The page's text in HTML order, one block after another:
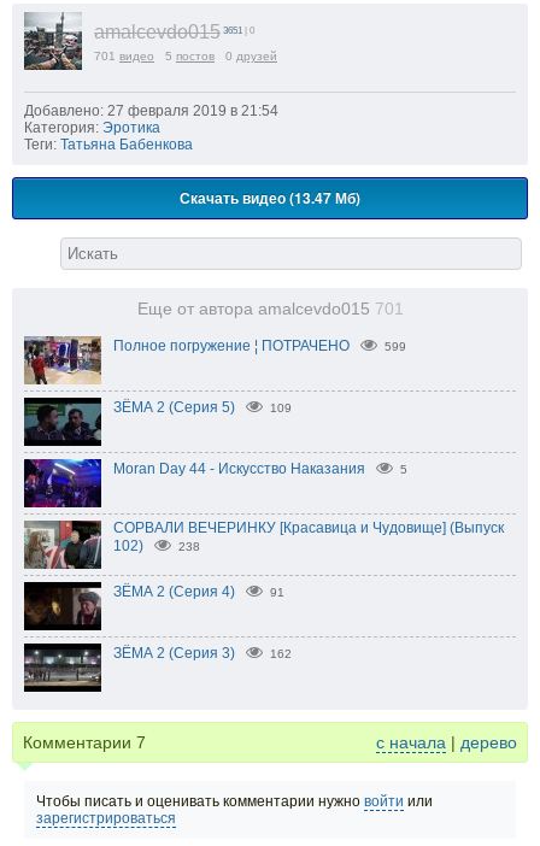
amalcevdo015 3651 | 0
701 видео 5 постов 0 друзей
Добавлено: 27 февраля 2019 в 21:54
Категория: Эротика
Теги: Татьяна Бабенкова
Скачать видео (13.47 Мб)
Еще от автора amalcevdo015 701
Полное погружение ¦ ПОТРАЧЕНО 599
ЗЁМА 2 (Серия 5) 109
Moran Day 44 - Искусство Наказания 5
СОРВАЛИ ВЕЧЕРИНКУ [Красавица и Чудовище] (Выпуск
102)
238
ЗЁМА 2 (Серия 4) 91
ЗЁМА 2 (Серия 3) 162
Комментарии 7 с начала | дерево
Чтобы писать и оценивать комментарии нужно войти или
зарегистрироваться